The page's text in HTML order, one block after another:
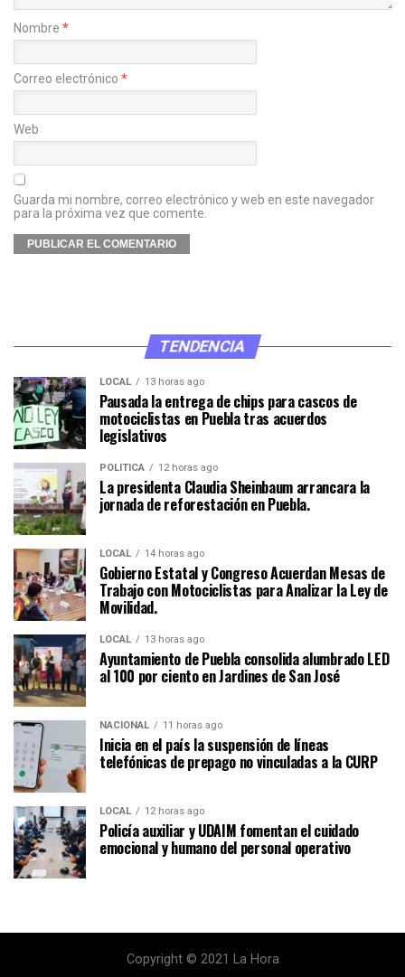
Nombre *
Correo electrónico *
Web
Guarda mi nombre, correo electrónico y web en este navegador
para la próxima vez que comente.
TENDENCIA
LOCAL 13 horas ago
Pausada la entrega de chips para cascos de
motociclistas en Puebla tras acuerdos
legislativos
POLÍTICA 12 horas ago
La presidenta Claudia Sheinbaum arrancara la
jornada de reforestación en Puebla.
LOCAL 14 horas ago
Gobierno Estatal y Congreso Acuerdan Mesas de
Trabajo con Motociclistas para Analizar la Ley de
Movilidad.
LOCAL 13 horas ago
Ayuntamiento de Puebla consolida alumbrado LED
al 100 por ciento en Jardines de San José
NACIONAL 11 horas ago
Inicia en el país la suspensión de líneas
telefónicas de prepago no vinculadas a la CURP
LOCAL 12 horas ago
Policía auxiliar y UDAIM fomentan el cuidado
emocional y humano del personal operativo
Copyright © 2021 La Hora